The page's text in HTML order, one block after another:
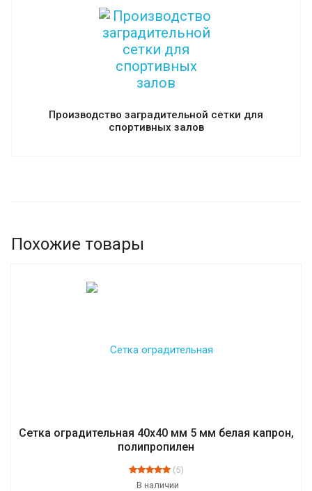
Производство заградительной сетки для
спортивных залов
Похожие товары
Сетка оградительная 40х40 мм 5 мм белая капрон,
полипропилен
(5)
В наличии